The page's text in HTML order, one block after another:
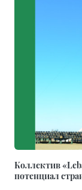
Коллектив
потенциал